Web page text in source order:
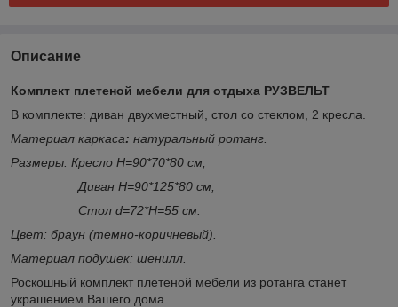
Описание
Комплект плетеной мебели для отдыха РУЗВЕЛЬТ
В комплекте: диван двухместный, стол со стеклом, 2 кресла.
Материал каркаса: натуральный ротанг.
Размеры: Кресло Н=90*70*80 см,
Диван Н=90*125*80 см,
Стол d=72*Н=55 см.
Цвет: браун (темно-коричневый).
Материал подушек: шенилл.
Роскошный комплект плетеной мебели из ротанга станет
украшением Вашего дома.